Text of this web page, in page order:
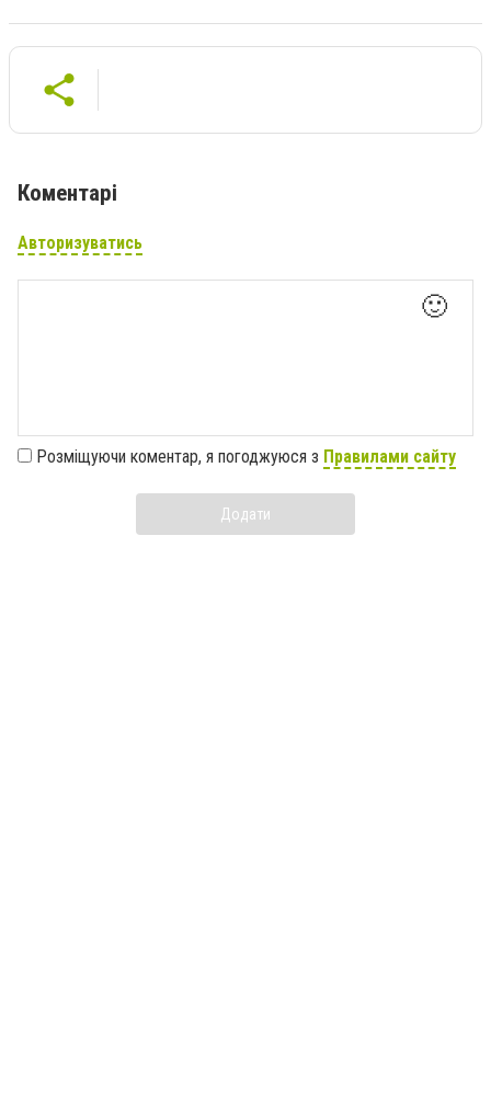
Коментарі
Авторизуватись
🙂
Розміщуючи коментар, я погоджуюся з Правилами сайту
Додати